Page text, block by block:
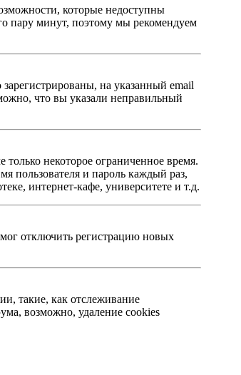
которые недоступны
пару минут, поэтому мы рекомендуем
на указанный email
что вы указали неправильный
некоторое ограниченное время.
пользователя и пароль каждый раз,
интернет-кафе, университете и т.д.
отключить регистрацию новых
такие, как отслеживание
возможно, удаление cookies